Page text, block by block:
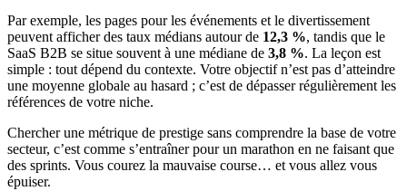
Par exemple, les pages pour les événements et le divertissement
peuvent afficher des taux médians autour de 12,3 %, tandis que le
SaaS B2B se situe souvent à une médiane de 3,8 %. La leçon est
simple : tout dépend du contexte. Votre objectif n’est pas d’atteindre
une moyenne globale au hasard ; c’est de dépasser régulièrement les
références de votre niche.
Chercher une métrique de prestige sans comprendre la base de votre
secteur, c’est comme s’entraîner pour un marathon en ne faisant que
des sprints. Vous courez la mauvaise course… et vous allez vous
épuiser.